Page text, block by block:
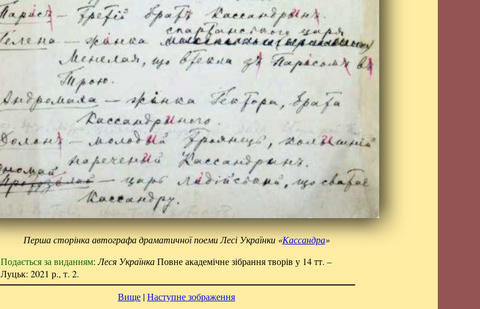
Перша сторінка автографа драматичної поеми Лесі Українки «Кассандра»
Подається за виданням:Леся УкраїнкаПовне академічне зібрання творів у 14 тт. –
Луцьк: 2021 р., т. 2.
Вище |Наступне зображення